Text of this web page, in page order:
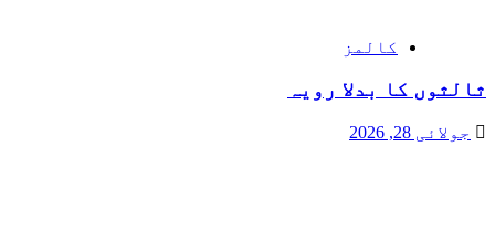
کالمز
ثالثوں کا بدلا رویہ
جولائی 28, 2026